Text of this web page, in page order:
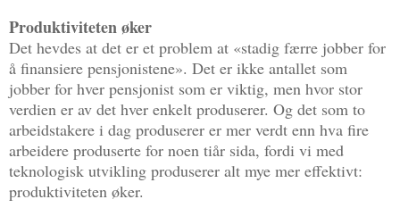
Produktiviteten øker
Det hevdes at det er et problem at «stadig færre jobber for
å finansiere pensjonistene». Det er ikke antallet som
jobber for hver pensjonist som er viktig, men hvor stor
verdien er av det hver enkelt produserer. Og det som to
arbeidstakere i dag produserer er mer verdt enn hva fire
arbeidere produserte for noen tiår sida, fordi vi med
teknologisk utvikling produserer alt mye mer effektivt:
produktiviteten øker.